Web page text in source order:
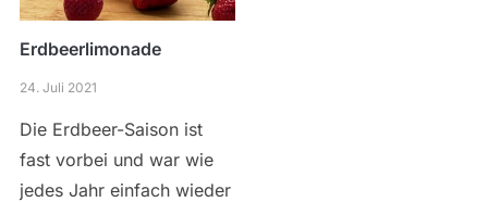
Erdbeerlimonade
24. Juli 2021
Die Erdbeer-Saison ist
fast vorbei und war wie
jedes Jahr einfach wieder